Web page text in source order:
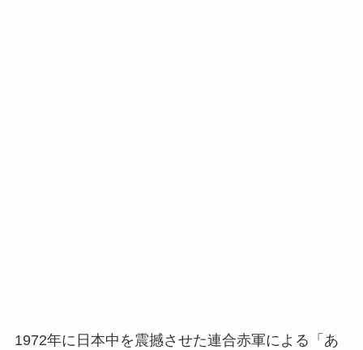
1972年に日本中を震撼させた連合赤軍による「あ